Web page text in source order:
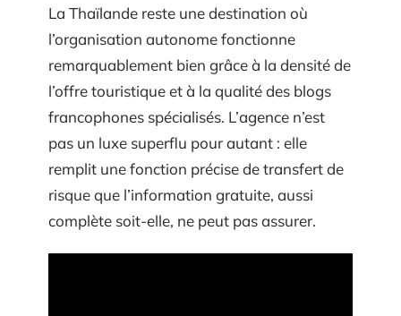
La Thaïlande reste une destination où
l’organisation autonome fonctionne
remarquablement bien grâce à la densité de
l’offre touristique et à la qualité des blogs
francophones spécialisés. L’agence n’est
pas un luxe superflu pour autant : elle
remplit une fonction précise de transfert de
risque que l’information gratuite, aussi
complète soit-elle, ne peut pas assurer.